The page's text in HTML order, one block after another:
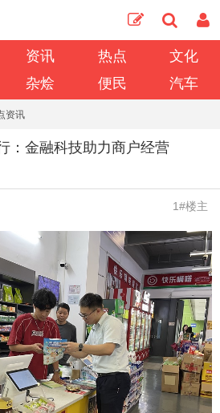
资讯 热点
文化
杂烩 便民 汽车
资讯
：金融科技助力商户经营
1#楼主